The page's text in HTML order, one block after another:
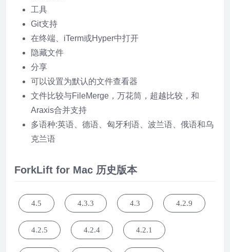
工具
Git支持
在终端、iTerm或Hyper中打开
隐藏文件
分享
可以设置为默认的文件查看器
文件比较与FileMerge，万花筒，超越比较，和
Araxis合并支持
多语种:英语、德语、匈牙利语、波兰语、俄语和乌
克兰语
ForkLift for Mac 历史版本
4.5 4.3.3 4.3 4.2.9
4.2.5 4.2.4 4.2.1